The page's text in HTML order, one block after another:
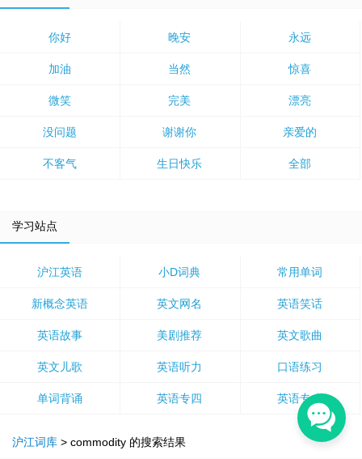
你好 晚安 永远
加油 当然 惊喜
微笑 完美 漂亮
没问题 谢谢你 亲爱的
不客气 生日快乐 全部
学习站点
沪江英语 小D词典 常用单词
新概念英语 英文网名 英语笑话
英语故事 美剧推荐 英文歌曲
英文儿歌 英语听力 口语练习
单词背诵 英语专四 英语专八
沪江词库 > commodity 的搜索结果